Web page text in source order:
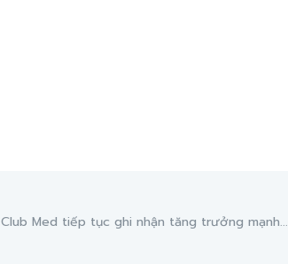
Club Med tiếp tục ghi nhận tăng trưởng mạnh...